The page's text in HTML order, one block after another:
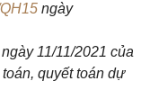
ngày
11/11/2021 của
quyết toán dự